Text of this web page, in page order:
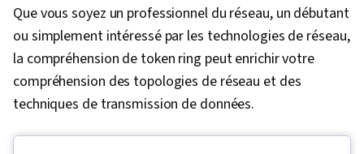
Que vous soyez un professionnel du réseau, un débutant
ou simplement intéressé par les technologies de réseau,
la compréhension de token ring peut enrichir votre
compréhension des topologies de réseau et des
techniques de transmission de données.